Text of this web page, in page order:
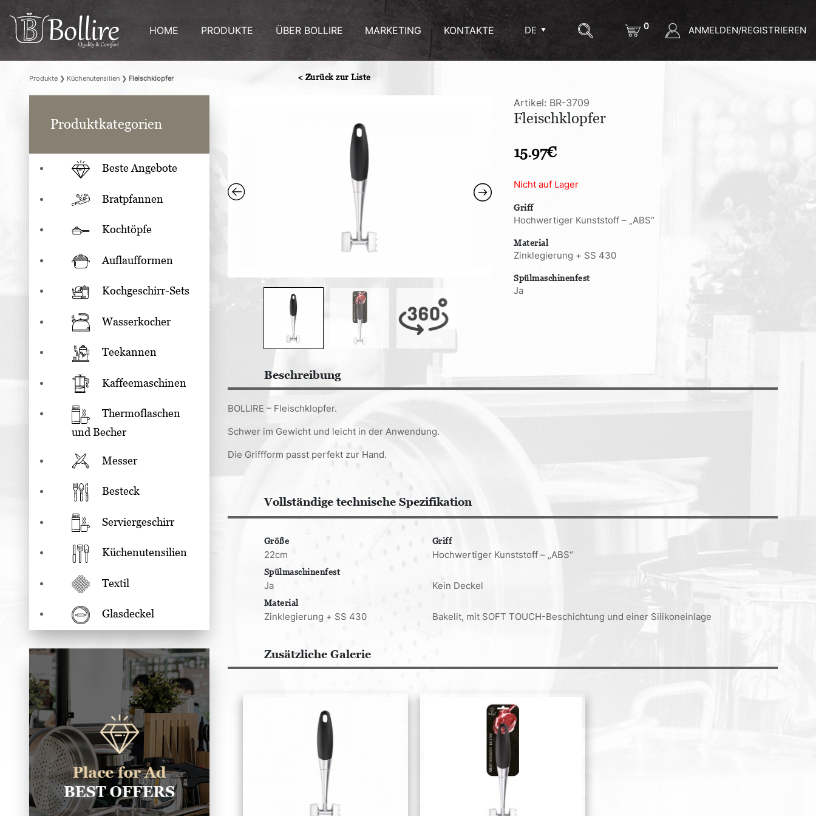
HOME PRODUKTE ÜBER BOLLIRE MARKETING KONTAKTE DE 0 ANMELDEN/REGISTRIEREN
Produkte❯ Küchenutensilien❯ Fleischklopfer
Produktkategorien
Beste Angebote
Bratpfannen
Kochtöpfe
Auflaufformen
Kochgeschirr-Sets
Wasserkocher
Teekannen
Kaffeemaschinen
Thermoflaschen
und Becher
Messer
Besteck
Serviergeschirr
Küchenutensilien
Textil
Glasdeckel
< Zurück zur Liste
Artikel: BR-3709
Fleischklopfer
15.97€
Nicht auf Lager
Griff
Hochwertiger Kunststoff – „ABS“
Material
Zinklegierung + SS 430
Spülmaschinenfest
Ja
Beschreibung
BOLLIRE – Fleischklopfer.
Schwer im Gewicht und leicht in der Anwendung.
Die Griffform passt perfekt zur Hand.
Vollständige technische Spezifikation
Größe Griff
22cm Hochwertiger Kunststoff – „ABS“
Spülmaschinenfest
Ja Kein Deckel
Material
Zinklegierung + SS 430 Bakelit, mit SOFT TOUCH-Beschichtung und einer Silikoneinlage
Zusätzliche Galerie